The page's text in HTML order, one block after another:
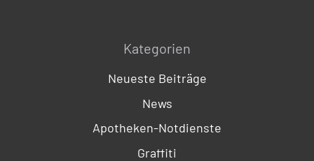
Kategorien
Neueste Beiträge
News
Apotheken-Notdienste
Graffiti